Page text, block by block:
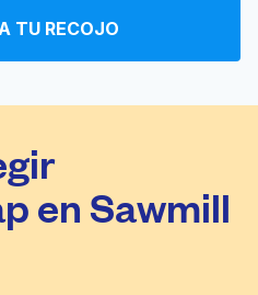
Ir al sitio web
TU RECOJO
en Sawmill